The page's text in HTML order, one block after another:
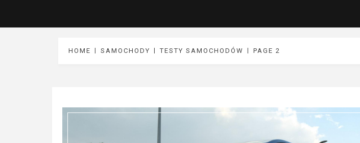
HOME SAMOCHODY TESTY SAMOCHODÓW PAGE 2